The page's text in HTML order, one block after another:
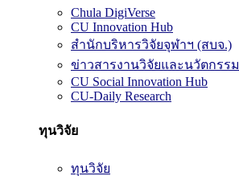
Chula DigiVerse
CU Innovation Hub
สำนักบริหารวิจัยจุฬาฯ (สบจ.)
ข่าวสารงานวิจัยและนวัตกรรม
CU Social Innovation Hub
CU-Daily Research
ทุนวิจัย
ทุนวิจัย